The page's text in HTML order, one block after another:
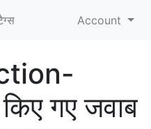
Account
गए जवाब